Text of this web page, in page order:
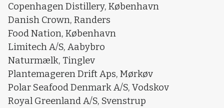
Copenhagen Distillery, København
Danish Crown, Randers
Food Nation, København
Limitech A/S, Aabybro
Naturmælk, Tinglev
Plantemageren Drift Aps, Mørkøv
Polar Seafood Denmark A/S, Vodskov
Royal Greenland A/S, Svenstrup